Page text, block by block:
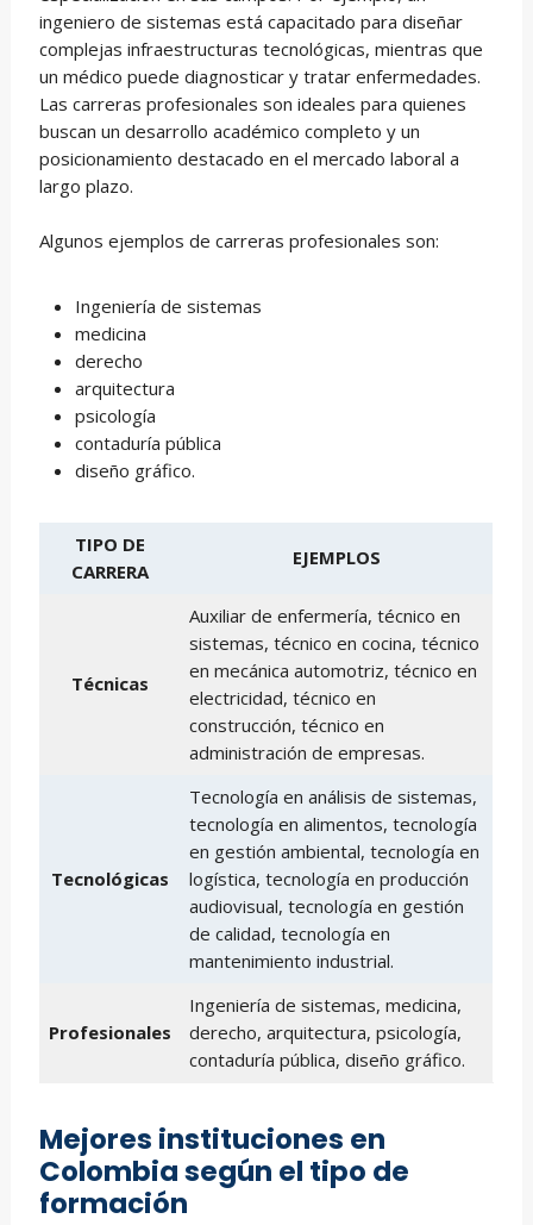
ingeniero de sistemas está capacitado para diseñar
complejas infraestructuras tecnológicas, mientras que
un médico puede diagnosticar y tratar enfermedades.
Las carreras profesionales son ideales para quienes
buscan un desarrollo académico completo y un
posicionamiento destacado en el mercado laboral a
largo plazo.
Algunos ejemplos de carreras profesionales son:
Ingeniería de sistemas
medicina
derecho
arquitectura
psicología
contaduría pública
diseño gráfico.
TIPO DE
CARRERA
EJEMPLOS
Técnicas
Auxiliar de enfermería, técnico en
sistemas, técnico en cocina, técnico
en mecánica automotriz, técnico en
electricidad, técnico en
construcción, técnico en
administración de empresas.
Tecnológicas
Tecnología en análisis de sistemas,
tecnología en alimentos, tecnología
en gestión ambiental, tecnología en
logística, tecnología en producción
audiovisual, tecnología en gestión
de calidad, tecnología en
mantenimiento industrial.
Profesionales
Ingeniería de sistemas, medicina,
derecho, arquitectura, psicología,
contaduría pública, diseño gráfico.
Mejores instituciones en
Colombia según el tipo de
formación